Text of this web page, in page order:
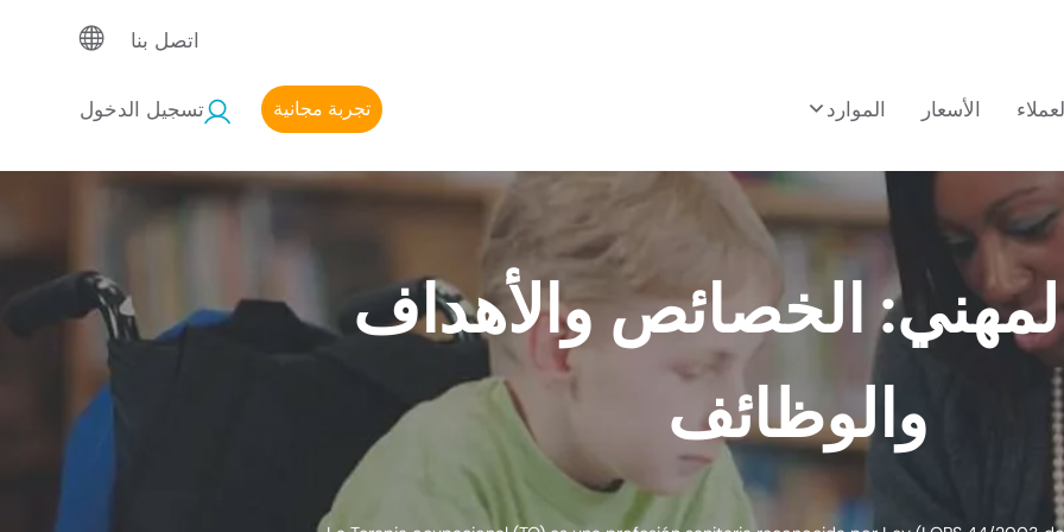
الأسعار الموارد تجربة مجانية تسجيل الدخول
اتصل بنا
المهني: الخصائص والأهداف
والوظائف